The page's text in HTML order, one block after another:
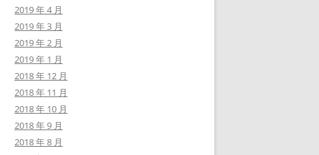
2019 年 4 月
2019 年 3 月
2019 年 2 月
2019 年 1 月
2018 年 12 月
2018 年 11 月
2018 年 10 月
2018 年 9 月
2018 年 8 月